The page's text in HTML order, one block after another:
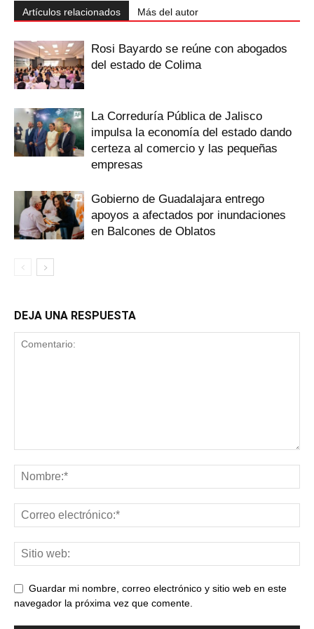
Artículos relacionados Más del autor
Rosi Bayardo se reúne con abogados
del estado de Colima
La Correduría Pública de Jalisco
impulsa la economía del estado dando
certeza al comercio y las pequeñas
empresas
Gobierno de Guadalajara entrego
apoyos a afectados por inundaciones
en Balcones de Oblatos
DEJA UNA RESPUESTA
Guardar mi nombre, correo electrónico y sitio web en este
navegador la próxima vez que comente.